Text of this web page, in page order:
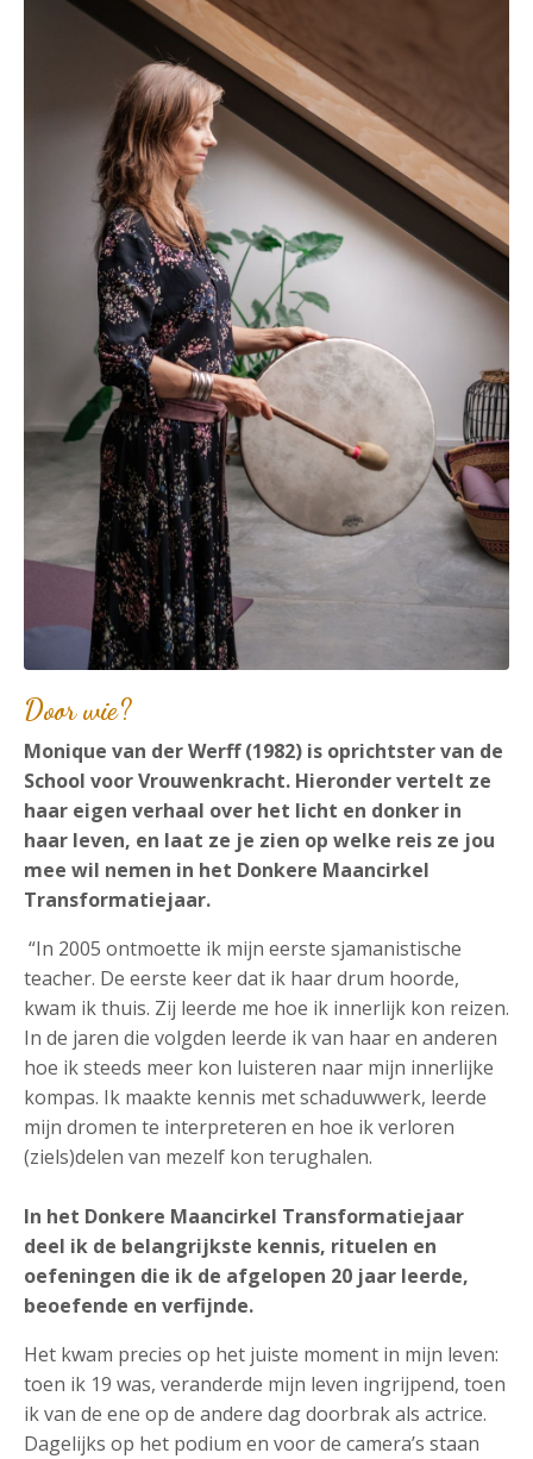
Door wie?
Monique van der Werff (1982) is oprichtster van de
School voor Vrouwenkracht. Hieronder vertelt ze
haar eigen verhaal over het licht en donker in
haar leven, en laat ze je zien op welke reis ze jou
mee wil nemen in het Donkere Maancirkel
Transformatiejaar.
“In 2005 ontmoette ik mijn eerste sjamanistische
teacher. De eerste keer dat ik haar drum hoorde,
kwam ik thuis. Zij leerde me hoe ik innerlijk kon reizen.
In de jaren die volgden leerde ik van haar en anderen
hoe ik steeds meer kon luisteren naar mijn innerlijke
kompas. Ik maakte kennis met schaduwwerk, leerde
mijn dromen te interpreteren en hoe ik verloren
(ziels)delen van mezelf kon terughalen.
In het Donkere Maancirkel Transformatiejaar
deel ik de belangrijkste kennis, rituelen en
oefeningen die ik de afgelopen 20 jaar leerde,
beoefende en verfijnde.
Het kwam precies op het juiste moment in mijn leven:
toen ik 19 was, veranderde mijn leven ingrijpend, toen
ik van de ene op de andere dag doorbrak als actrice.
Dagelijks op het podium en voor de camera’s staan